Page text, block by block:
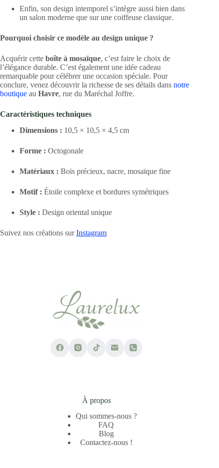
Enfin, son design intemporel s’intègre aussi bien dans
un salon moderne que sur une coiffeuse classique.
Pourquoi choisir ce modèle au design unique ?
Acquérir cette boîte à mosaïque, c’est faire le choix de
l’élégance durable. C’est également une idée cadeau
remarquable pour célébrer une occasion spéciale. Pour
conclure, venez découvrir la richesse de ses détails dans notre
boutique au Havre, rue du Maréchal Joffre.
Caractéristiques techniques
Dimensions : 10,5 × 10,5 × 4,5 cm
Forme : Octogonale
Matériaux : Bois précieux, nacre, mosaïque fine
Motif : Étoile complexe et bordures symétriques
Style : Design oriental unique
Suivez nos créations surInstagram
À propos
Qui sommes-nous ?
FAQ
Blog
Contactez-nous !